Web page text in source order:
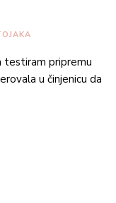
testiram pripremu
u činjenicu da